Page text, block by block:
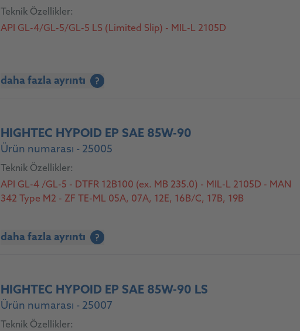
Teknik Özellikler:
API GL-4/GL-5/GL-5 LS (Limited Slip) - MIL-L 2105D
daha fazla ayrıntı ?
HIGHTEC HYPOID EP SAE 85W-90
Ürün numarası - 25005
Teknik Özellikler:
API GL-4 /GL-5 - DTFR 12B100 (ex. MB 235.0) - MIL-L 2105D - MAN
342 Type M2 - ZF TE-ML 05A, 07A, 12E, 16B/C, 17B, 19B
daha fazla ayrıntı ?
HIGHTEC HYPOID EP SAE 85W-90 LS
Ürün numarası - 25007
Teknik Özellikler: